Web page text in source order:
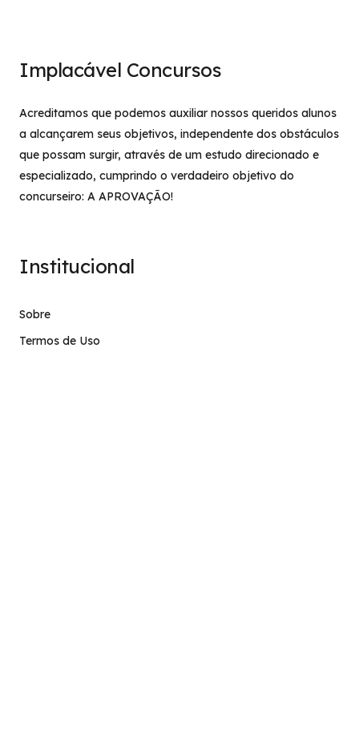
Implacável Concursos
Acreditamos que podemos auxiliar nossos queridos alunos
a alcançarem seus objetivos, independente dos obstáculos
que possam surgir, através de um estudo direcionado e
especializado, cumprindo o verdadeiro objetivo do
concurseiro: A APROVAÇÃO!
Institucional
Sobre
Termos de Uso